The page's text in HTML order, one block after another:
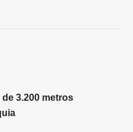
3.200 metros